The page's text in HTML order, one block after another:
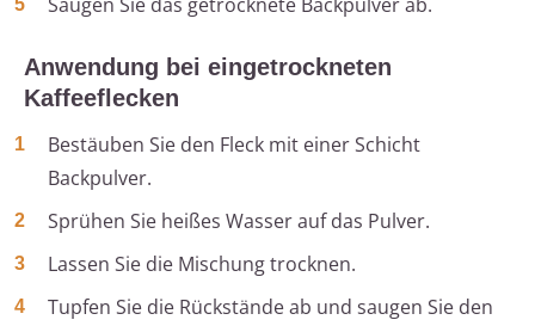
Anwendung bei eingetrockneten
Kaffeeflecken
Bestäuben Sie den Fleck mit einer Schicht
Backpulver.
Sprühen Sie heißes Wasser auf das Pulver.
Lassen Sie die Mischung trocknen.
Tupfen Sie die Rückstände ab und saugen Sie den